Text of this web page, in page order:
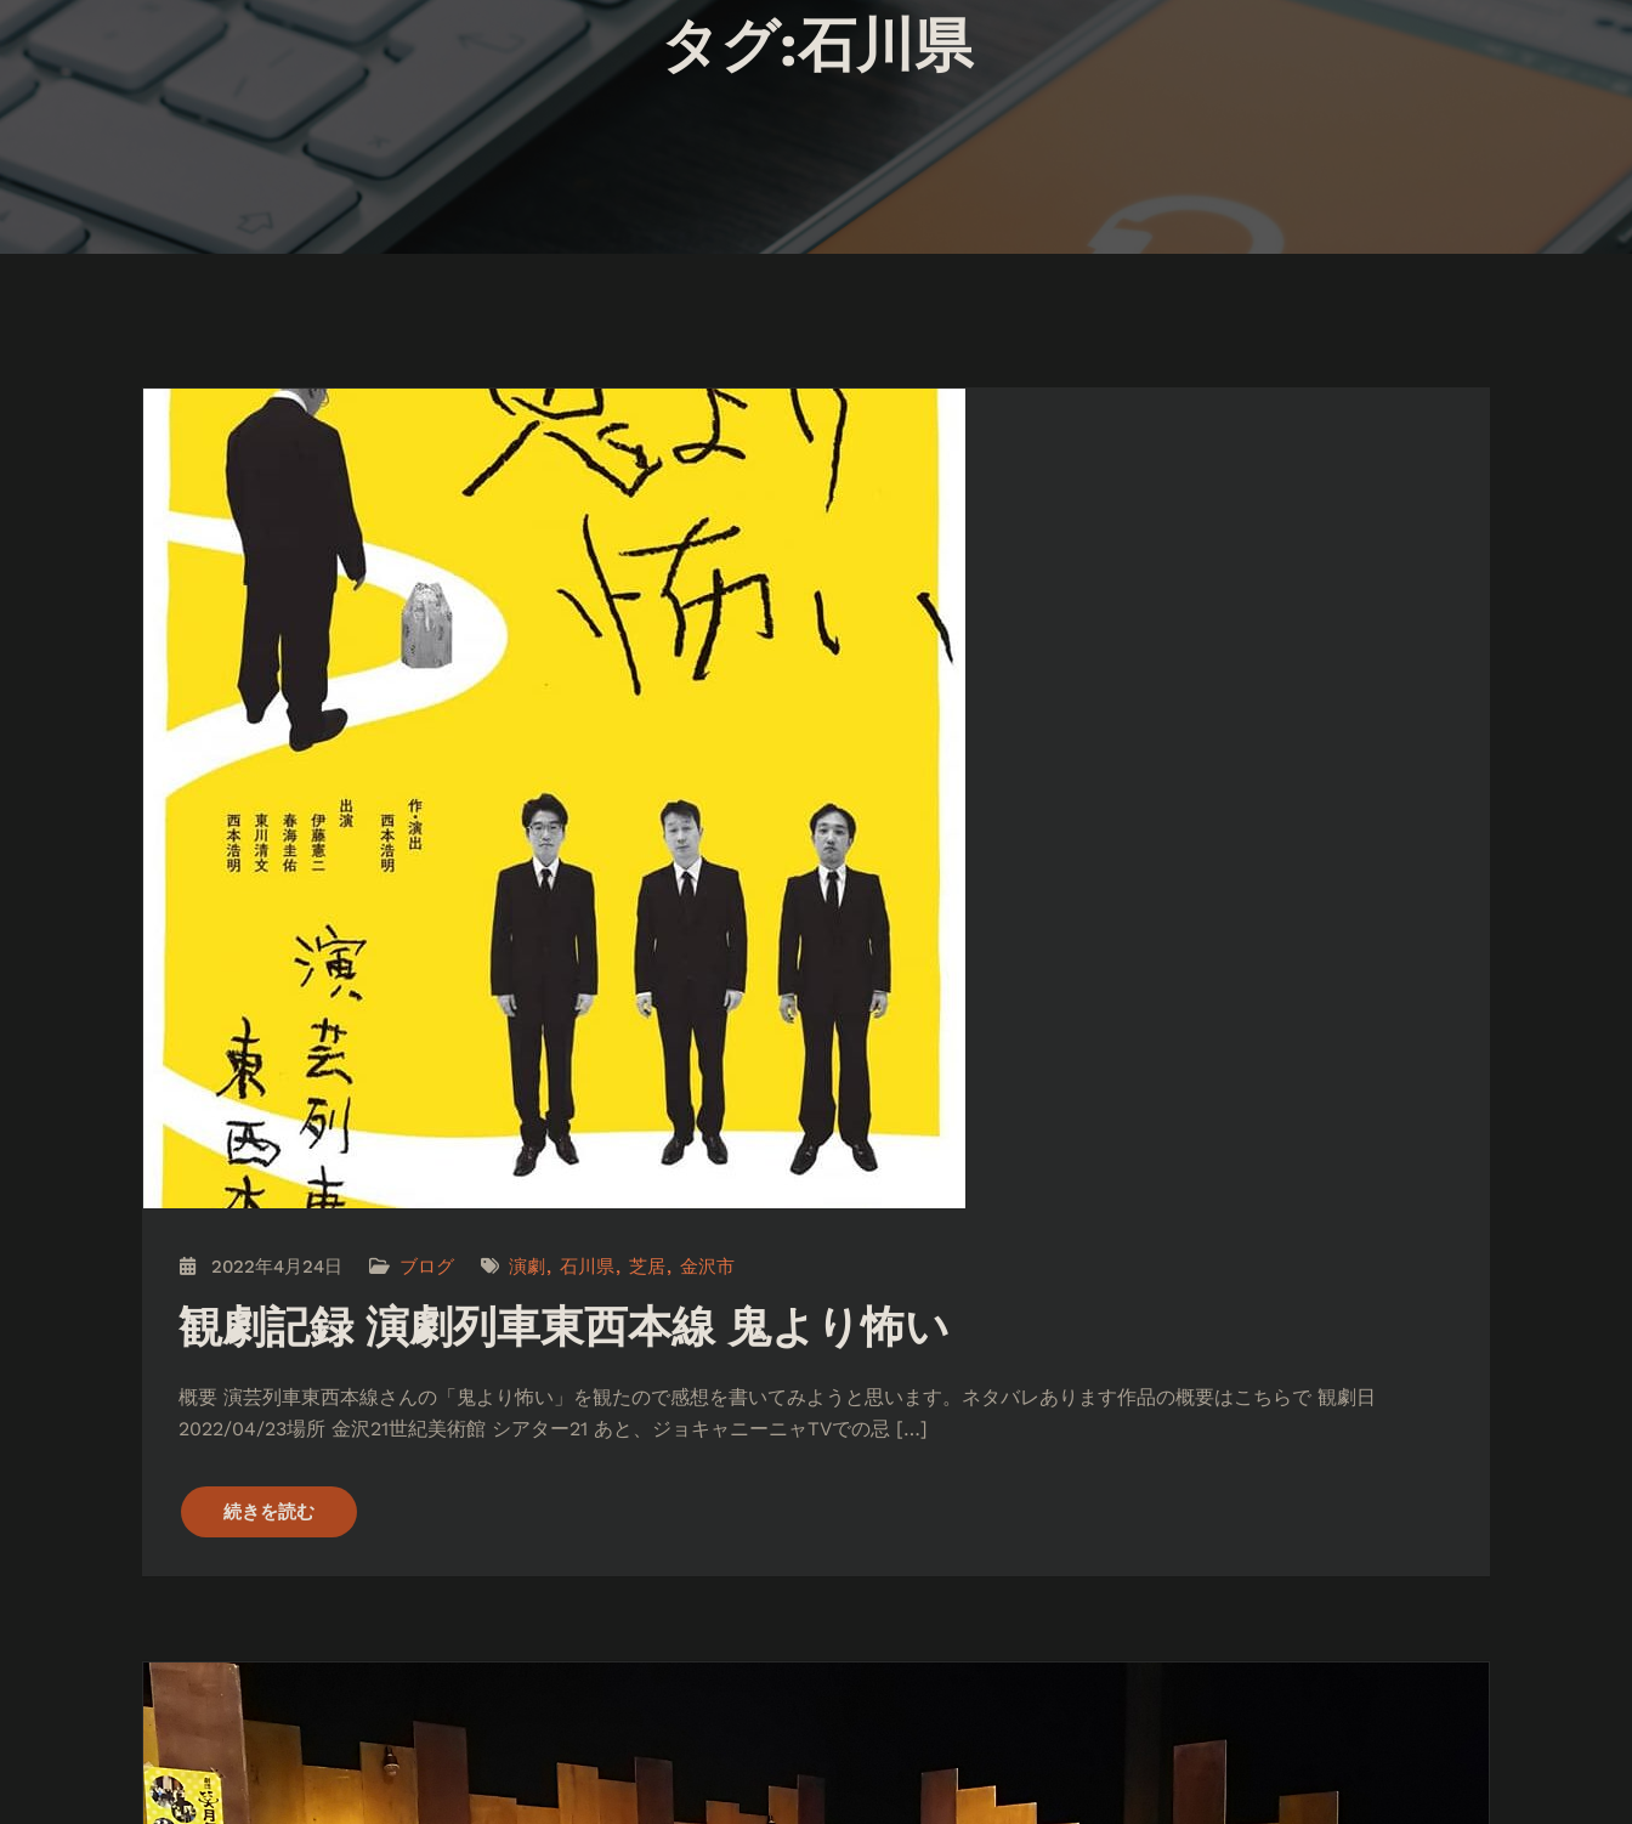
タグ:石川県
2022年4月24日 ブログ 演劇 石川県 芝居 金沢市
観劇記録 演劇列車東西本線 鬼より怖い
概要 演芸列車東西本線さんの「鬼より怖い」を観たので感想を書いてみようと思います。ネタバレあります作品の概要はこちらで 観劇日
2022/04/23場所 金沢21世紀美術館 シアター21 あと、ジョキャニーニャTVでの忌 […]
続きを読む